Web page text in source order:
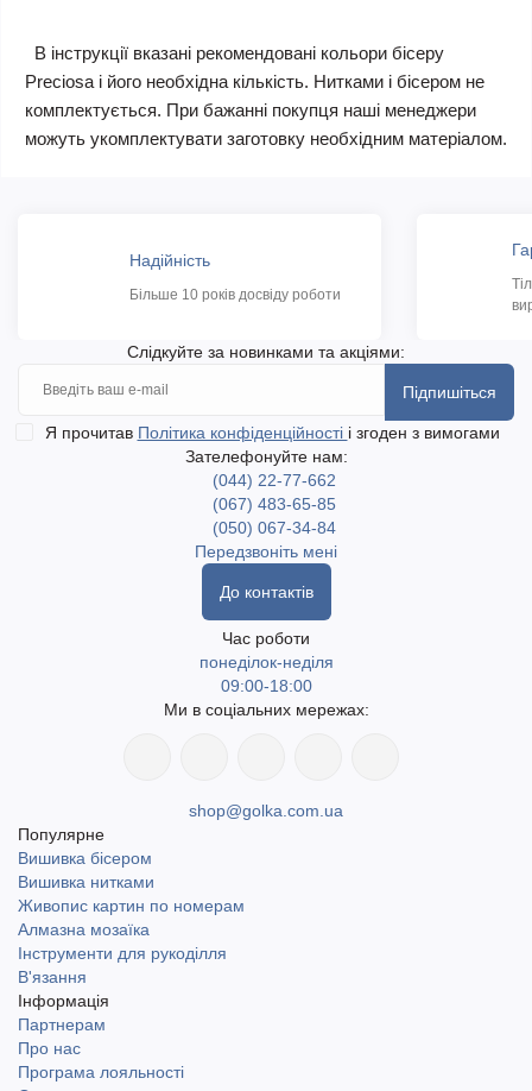
В інструкції вказані рекомендовані кольори бісеру
Preciosa і його необхідна кількість. Нитками і бісером не
комплектується. При бажанні покупця наші менеджери
можуть укомплектувати заготовку необхідним матеріалом.
Надійність
Більше 10 років досвіду роботи
Слідкуйте за новинками та акціями:
Підпишіться
Я прочитав Політика конфіденційності і згоден з вимогами
Зателефонуйте нам:
(044) 22-77-662
(067) 483-65-85
(050) 067-34-84
Передзвоніть мені
До контактів
Час роботи
понеділок-неділя
09:00-18:00
Ми в соціальних мережах:
shop@golka.com.ua
Популярне
Вишивка бісером
Вишивка нитками
Живопис картин по номерам
Алмазна мозаїка
Інструменти для рукоділля
В'язання
Інформація
Партнерам
Про нас
Програма лояльності